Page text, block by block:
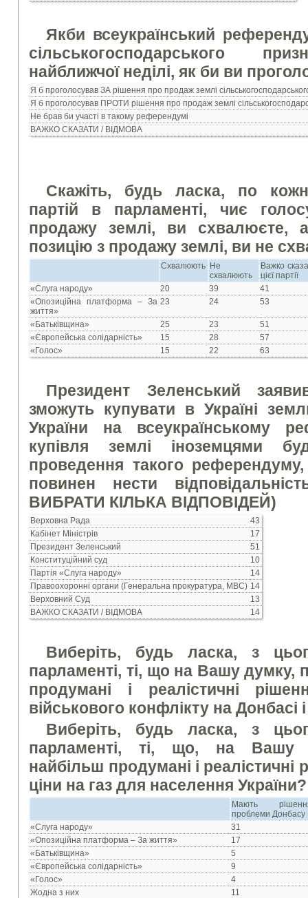
Якби всеукраїнський
сільськогосподарського
найближчої неділі, як би ви
Я б проголосував ЗА рішення про продаж землі
Я б проголосував ПРОТИ рішення про продаж землі
Не брав би участі в такому референдумі
ВАЖКО СКАЗАТИ / ВІДМОВА
Скажіть, будь ласка, по
партій в парламенті, чиє
продажу землі, ви схвалюєте,
позицію з продажу землі, ви не
Схвалюють Не
схвалюють
Важко
цієї партії
«Слуга народу»
20 39
41
«Опозиційна платформа – За
життя»
23 24 53
«Батьківщина» 25 23
51
«Європейська солідарність»
15 28
57
«Голос»
15 22 63
Президент Зеленський
зможуть купувати в Україні
України на всеукраїнському
купівля землі іноземцями
проведення такого
повинен нести
ВИБРАТИ КІЛЬКА ВІДПОВІДЕЙ)
Верховна Рада
43
Кабінет Міністрів
17
Президент Зеленський
51
Конституційний суд
10
Партія «Слуга народу»
14
Правоохоронні органи (Генеральна прокуратура, МВС) 14
Верховний Суд
13
ВАЖКО СКАЗАТИ / ВІДМОВА
14
Виберіть, будь ласка, з
парламенті, ті, що на Вашу думку,
продумані і реалістичні
військового конфлікту на
Виберіть, будь ласка, з
парламенті, ті, що, на Вашу
найбільш продумані і
ціни на газ для населення України?
Мають
проблеми Донбасу
«Слуга народу»
31
«Опозиційна платформа – За життя»
17
«Батьківщина»
5
«Європейська солідарність»
9
«Голос»
4
Жодна з них
11